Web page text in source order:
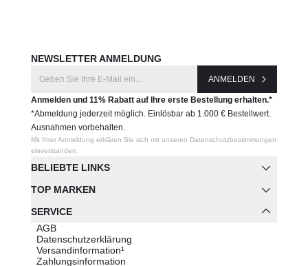
BELIEBTE LINKS
TOP MARKEN
SERVICE
AGB
Datenschutzerklärung
Versandinformation¹
Zahlungsinformation
NEWSLETTER ANMELDUNG
ANMELDEN
Anmelden und 11% Rabatt auf Ihre erste Bestellung erhalten.*
*Abmeldung jederzeit möglich. Einlösbar ab 1.000 € Bestellwert.
Ausnahmen vorbehalten.
Mit Ihrer Anmeldung erklären Sie sich mit unseren Datenschutzbestimmungen
einverstanden.